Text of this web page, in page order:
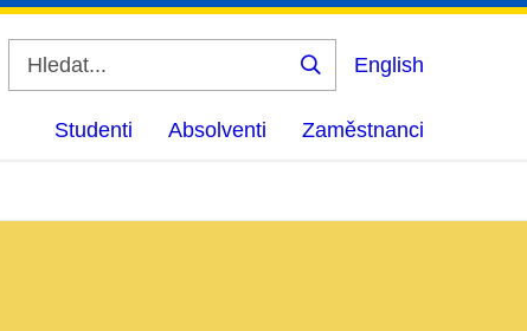
Vyhledat
English
Studenti Absolventi Zaměstnanci